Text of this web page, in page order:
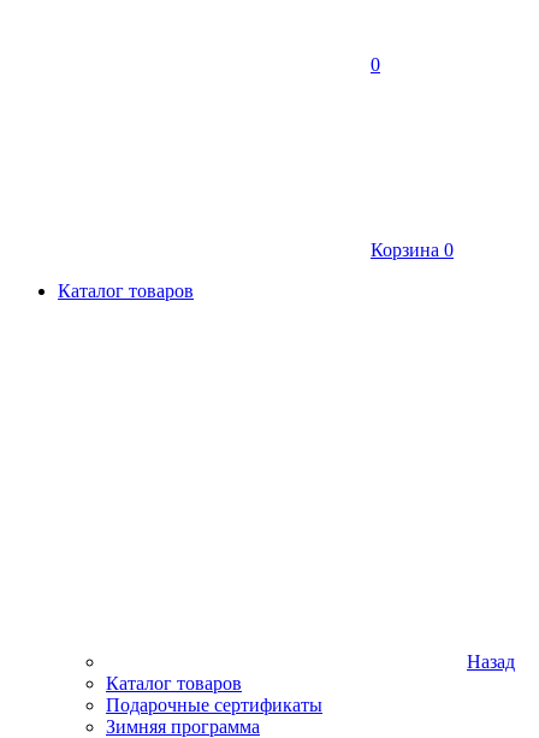
0
Корзина 0
Каталог товаров
Назад
Каталог товаров
Подарочные сертификаты
Зимняя программа